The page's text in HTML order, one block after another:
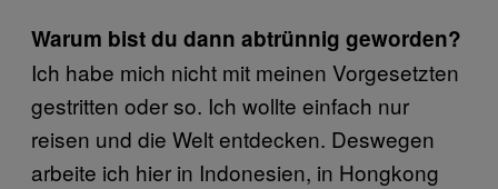
Warum bist du dann abtrünnig geworden?
Ich habe mich nicht mit meinen Vorgesetzten
gestritten oder so. Ich wollte einfach nur
reisen und die Welt entdecken. Deswegen
arbeite ich hier in Indonesien, in Hongkong